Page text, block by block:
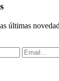
últimas